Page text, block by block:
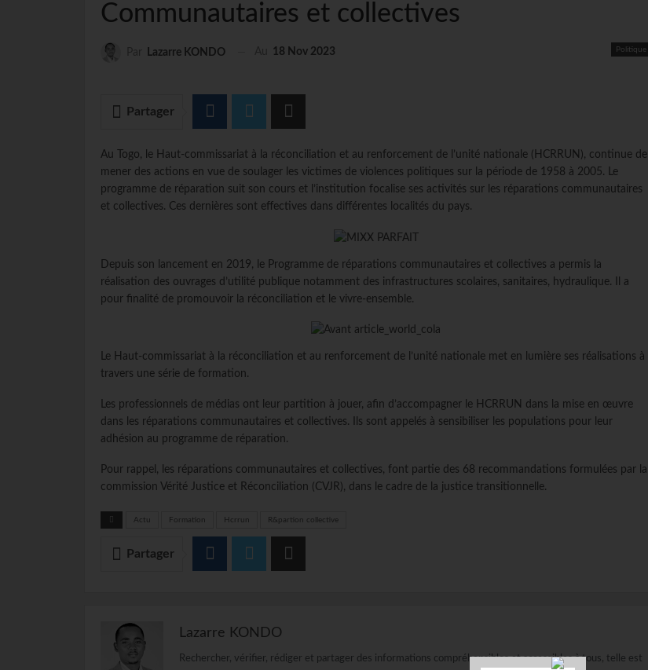
Communautaires et collectives
Politique
Lazarre KONDO 18 Nov 2023
Partager
Au Togo, le Haut-commissariat à la réconciliation et au renforcement de l’unité nationale HCRRUN ) , continue de
mener des actions en vue de soulager les victimes de violences politiques sur la période de 1958 à 2005. Le
programme de réparation suit son cours et l’institution focalise ses activités sur les réparations communautaires
et collectives. Ces dernières sont effectives dans différentes localités du pays.
Depuis son lancement en 2019, le Programme de réparations communautaires et collectives a permis la
réalisation des ouvrages d’utilité publique notamment des infrastructures scolaires, sanitaires, hydraulique. Il a
pour finalité de promouvoir la réconciliation et le vivre-ensemble.
Le Haut-commissariat à la réconciliation et au renforcement de l’unité nationale met en lumière ses réalisations à
travers une série de formation.
Les professionnels de médias ont leur partition à jouer, afin d’accompagner le HCRRUN dans la mise en œuvre
dans les réparations communautaires et collectives. Ils sont appelés à sensibiliser les populations pour leur
adhésion au programme de réparation.
Pour rappel, les réparations communautaires et collectives, font partie des 68 recommandations formulées par la
commission Vérité Justice et Réconciliation
CVJR) , dans le cadre de la justice transitionnelle.
Actu Formation Hcrrun R&partion collective
Partager
Lazarre KONDO
Rechercher, vérifier, rédiger et partager des informations compréhensibles et accessibles à tous, telle est